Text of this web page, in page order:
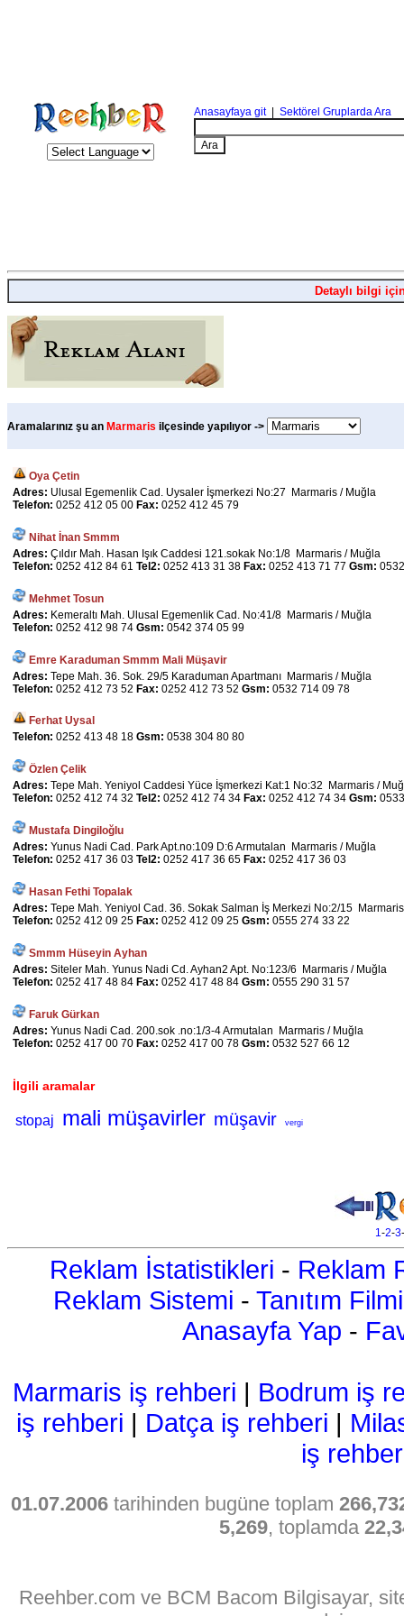
Anasayfaya git| Sektörel Gruplarda Ara
Detaylı bilgi
Aramalarınız şu an Marmaris ilçesinde yapılıyor ->
Oya Çetin
Adres: Ulusal Egemenlik Cad. Uysaler İşmerkezi No:27 Marmaris / Muğla
Telefon: 0252 412 05 00 Fax: 0252 412 45 79
Nihat İnan Smmm
Adres: Çıldır Mah. Hasan Işık Caddesi 121.sokak No:1/8 Marmaris / Muğla
Telefon: 0252 412 84 61 Tel2: 0252 413 31 38 Fax: 0252 413 71 77 Gsm:
Mehmet Tosun
Adres: Kemeraltı Mah. Ulusal Egemenlik Cad. No:41/8 Marmaris / Muğla
Telefon: 0252 412 98 74 Gsm: 0542 374 05 99
Emre Karaduman Smmm Mali Müşavir
Adres: Tepe Mah. 36. Sok. 29/5 Karaduman Apartmanı Marmaris / Muğla
Telefon: 0252 412 73 52 Fax: 0252 412 73 52 Gsm: 0532 714 09 78
Ferhat Uysal
Telefon: 0252 413 48 18 Gsm: 0538 304 80 80
Özlen Çelik
Adres: Tepe Mah. Yeniyol Caddesi Yüce İşmerkezi Kat:1 No:32 Marmaris /
Telefon: 0252 412 74 32 Tel2: 0252 412 74 34 Fax: 0252 412 74 34 Gsm:
Mustafa Dingiloğlu
Adres: Yunus Nadi Cad. Park Apt.no:109 D:6 Armutalan Marmaris / Muğla
Telefon: 0252 417 36 03 Tel2: 0252 417 36 65 Fax: 0252 417 36 03
Hasan Fethi Topalak
Adres: Tepe Mah. Yeniyol Cad. 36. Sokak Salman İş Merkezi No:2/15
Telefon: 0252 412 09 25 Fax: 0252 412 09 25 Gsm: 0555 274 33 22
Smmm Hüseyin Ayhan
Adres: Siteler Mah. Yunus Nadi Cd. Ayhan2 Apt. No:123/6 Marmaris / Muğla
Telefon: 0252 417 48 84 Fax: 0252 417 48 84 Gsm: 0555 290 31 57
Faruk Gürkan
Adres: Yunus Nadi Cad. 200.sok .no:1/3-4 Armutalan Marmaris / Muğla
Telefon: 0252 417 00 70 Fax: 0252 417 00 78 Gsm: 0532 527 66 12
İlgili aramalar
stopaj mali müşavirler müşavir vergi
1-2-3-
Reklam İstatistikleri - Reklam
Reklam Sistemi - Tanıtım Filmi
Anasayfa Yap -
Marmaris iş rehberi | Bodrum iş
iş rehberi | Datça iş rehberi |
iş
01.07.2006 tarihinden bugüne toplam
5,269, toplamda
Reehber.com ve BCM Bacom Bilgisayar,